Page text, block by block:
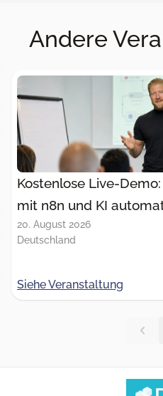
Andere
Kostenlose Live-
mit n8n und KI
20. August 2026
Deutschland
Siehe Veranstaltung